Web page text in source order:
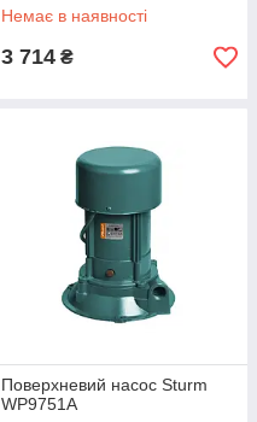
Немає в наявності
3 714 ₴
Поверхневий насос Sturm
WP9751A